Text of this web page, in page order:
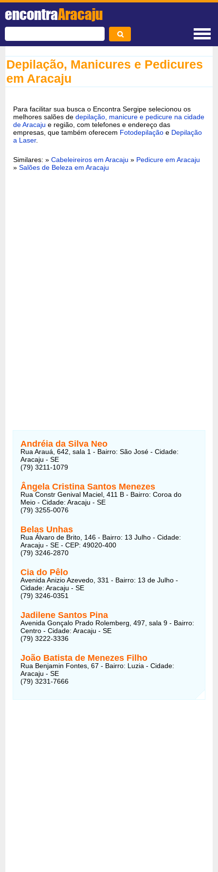
encontraAracaju
Depilação, Manicures e Pedicures
em Aracaju
Para facilitar sua busca o Encontra Sergipe selecionou os
melhores salões dedepilação, manicure e pedicure na cidade
de Aracaju e região, com telefones e endereço das
empresas, que também oferecem Fotodepilação e Depilação
a Laser.
Similares: »Cabeleireiros em Aracaju » Pedicure em Aracaju
»Salões de Beleza em Aracaju
Andréia da Silva Neo
Rua Arauá, 642, sala 1 - Bairro: São José - Cidade:
Aracaju - SE
(79) 3211-1079
Ângela Cristina Santos Menezes
Rua Constr Genival Maciel, 411 B - Bairro: Coroa do
Meio - Cidade: Aracaju - SE
(79) 3255-0076
Belas Unhas
Rua Álvaro de Brito, 146 - Bairro: 13 Julho - Cidade:
Aracaju - SE - CEP: 49020-400
(79) 3246-2870
Cia do Pêlo
Avenida Anizio Azevedo, 331 - Bairro: 13 de Julho -
Cidade: Aracaju - SE
(79) 3246-0351
Jadilene Santos Pina
Avenida Gonçalo Prado Rolemberg, 497, sala 9 - Bairro:
Centro - Cidade: Aracaju - SE
(79) 3222-3336
João Batista de Menezes Filho
Rua Benjamin Fontes, 67 - Bairro: Luzia - Cidade:
Aracaju - SE
(79) 3231-7666